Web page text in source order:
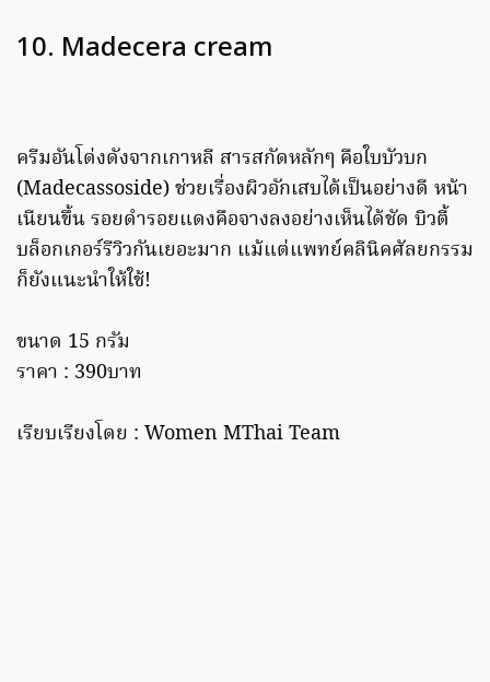
10. Madecera cream
ครีมอันโด่งดังจากเกาหลี สารสกัดหลักๆ คือใบบัวบก
(Madecassoside) ช่วยเรื่องผิวอักเสบได้เป็นอย่างดี หน้า
เนียนขึ้น รอยดำรอยแดงคือจางลงอย่างเห็นได้ชัด บิวตี้
บล็อกเกอร์รีวิวกันเยอะมาก แม้แต่แพทย์คลินิคศัลยกรรม
ก็ยังแนะนำให้ใช้!
ขนาด 15 กรัม
ราคา : 390บาท
เรียบเรียงโดย : Women MThai Team